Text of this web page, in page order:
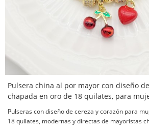
Pulsera china al por mayor con diseño
chapada en oro de 18 quilates, para
Pulseras con diseño de cereza y corazón para
18 quilates, modernas y directas de mayoristas